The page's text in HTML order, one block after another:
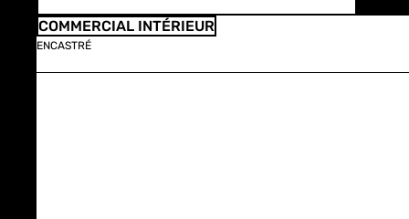
COMMERCIAL INTÉRIEUR
ENCASTRÉ